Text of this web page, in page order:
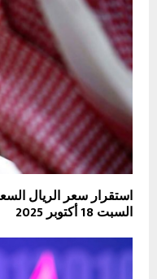
استقرار سعر الريال
السبت 18 أكتوبر 2025